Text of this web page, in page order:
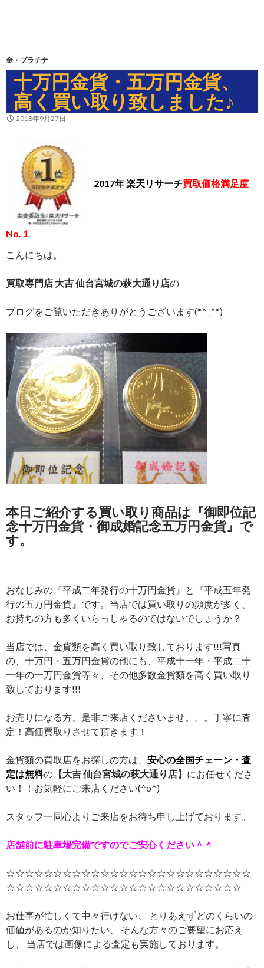
金・プラチナ
十万円金貨・五万円金貨、
高く買い取り致しました♪
2018年9月27日
2017年 楽天リサーチ買取価格満足度
No.１
こんにちは。
買取専門店 大吉 仙台宮城の萩大通り店の
ブログをご覧いただきありがとうございます(*^_^*)
本日ご紹介する買い取り商品は 『御即位記
念十万円金貨・御成婚記念五万円金貨』 で
す。
おなじみの『平成二年発行の十万円金貨』と『平成五年発
行の五万円金貨』です。当店では買い取りの頻度が多く、
お持ちの方も多くいらっしゃるのではないでしょうか？
当店では、金貨類を高く買い取り致しております!!!写真
の、十万円・五万円金貨の他にも、平成十一年・平成二十
一年の一万円金貨等々、その他多数金貨類を高く買い取り
致しております!!!
お売りになる方、是非ご来店くださいませ。。。丁寧に査
定！高価買取りさせて頂きます！
金貨類の買取店をお探しの方は、 安心の全国チェーン・査
定は無料の 【大吉 仙台宮城の萩大通り店】 にお任せくださ
い！！お気軽にご来店ください(^o^)
スタッフ一同心よりご来店をお待ち申し上げております。
店舗前に駐車場完備ですのでご安心ください＾＾
☆☆☆☆☆☆☆☆☆☆☆☆☆☆☆☆☆☆☆☆☆☆☆☆☆☆
☆☆☆☆☆☆☆☆☆☆☆☆☆☆☆☆☆☆☆☆☆☆☆☆☆
お仕事が忙しくて中々行けない、 とりあえずどのくらいの
価値があるのか知りたい、 そんな方々のご要望にお応え
し、 当店では画像による査定も実施しております。